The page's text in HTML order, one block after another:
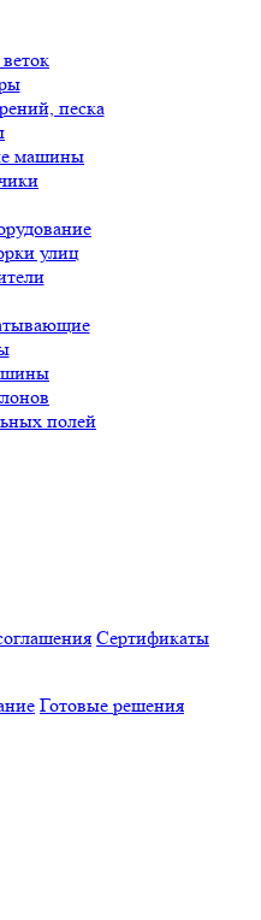
песка
машины
улиц
полей
Сертификаты
Готовые решения